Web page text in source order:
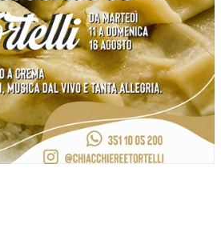
LA PIAZZA
ANIMALI
NECROLOGI
ACCEDI